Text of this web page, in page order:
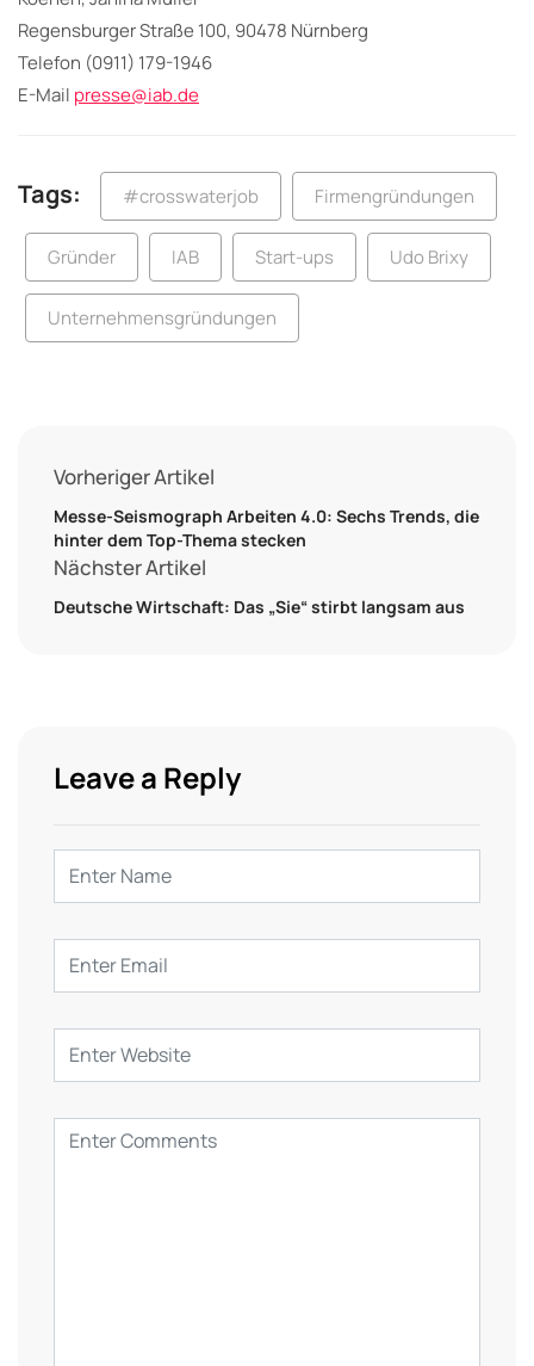
Regensburger Straße 100, 90478 Nürnberg
Telefon (0911) 179-1946
E-Mail presse@iab.de
Tags: #crosswaterjob Firmengründungen
Gründer IAB Start-ups Udo Brixy
Unternehmensgründungen
Vorheriger Artikel
Messe-Seismograph Arbeiten 4.0: Sechs Trends, die
hinter dem Top-Thema stecken
Nächster Artikel
Deutsche Wirtschaft: Das „Sie“ stirbt langsam aus
Leave a Reply